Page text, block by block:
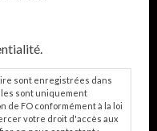
sont enregistrées dans
sont uniquement
de FO conformément à la loi
votre droit d'accès aux